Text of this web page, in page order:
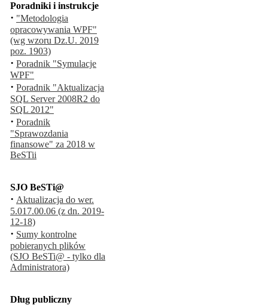
Poradniki i instrukcje
· "Metodologia
opracowywania WPF"
(wg wzoru Dz.U. 2019
poz. 1903)
· Poradnik "Symulacje
WPF"
· Poradnik "Aktualizacja
SQL Server 2008R2 do
SQL 2012"
· Poradnik
"Sprawozdania
finansowe" za 2018 w
BeSTii
SJO BeSTi@
· Aktualizacja do wer.
5.017.00.06 (z dn. 2019-
12-18)
· Sumy kontrolne
pobieranych plików
(SJO BeSTi@ - tylko dla
Administratora)
Dług publiczny